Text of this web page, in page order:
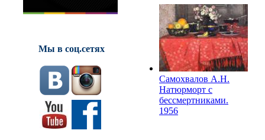
Мы в соц.сетях
Самохвалов А.Н.
Натюрморт с
бессмертниками.
1956